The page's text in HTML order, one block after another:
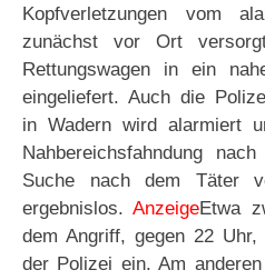
Kopfverletzungen vom
zunächst vor Ort
Rettungswagen in ein
eingeliefert. Auch die
in Wadern wird alarmiert
Nahbereichsfahndung
Suche nach dem Täter
ergebnislos.AnzeigeEtwa
dem Angriff, gegen 22
der Polizei ein. Am